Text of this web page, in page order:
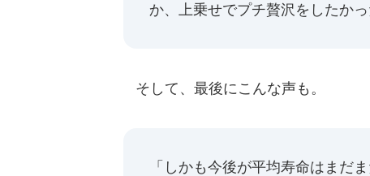
か、上乗せでプチ贅沢をしたかっ
そして、最後にこんな声も。
「しかも今後が平均寿命はまだ